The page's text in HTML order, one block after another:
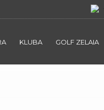
KLUBA GOLF ZELAIA